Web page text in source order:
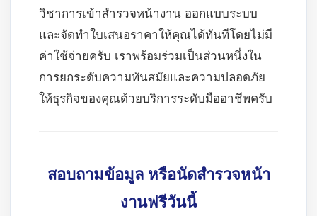
วิชาการเข้าสำรวจหน้างาน ออกแบบระบบ
และจัดทำใบเสนอราคาให้คุณได้ทันทีโดยไม่มี
ค่าใช้จ่ายครับ เราพร้อมร่วมเป็นส่วนหนึ่งใน
การยกระดับความทันสมัยและความปลอดภัย
ให้ธุรกิจของคุณด้วยบริการระดับมืออาชีพครับ
สอบถามข้อมูล หรือนัดสำรวจหน้า
งานฟรีวันนี้